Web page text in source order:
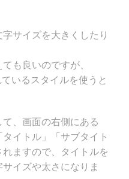
サイズを大きくしたり
も良いのですが、
いるスタイルを使うと
、画面の右側にある
タイトル」「サブタイト
ますので、タイトルを
イズや太さになりま